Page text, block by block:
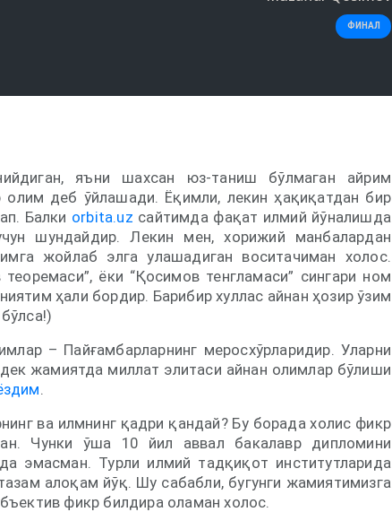
ФИНАЛ
яъни шахсан юз-таниш бўлмаган айрим
олим деб ўйлашади. Ёқимли, лекин ҳақиқатдан бир
Балки orbita.uz сайтимда фақат илмий йўналишда
шундайдир. Лекин мен, хорижий манбалардан
жойлаб элга улашадиган воситачиман холос.
ёки “Қосимов тенгламаси” сингари ном
ҳали бордир. Барибир хуллас айнан ҳозир ўзим
– Пайғамбарларнинг меросхўрларидир. Уларни
жамиятда миллат элитаси айнан олимлар бўлиши
ва илмнинг қадри қандай? Бу борада холис фикр
Чунки ўша 10 йил аввал бакалавр дипломини
эмасман. Турли илмий тадқиқот институтларида
алоқам йўқ. Шу сабабли, бугунги жамиятимизга
фикр билдира оламан холос.